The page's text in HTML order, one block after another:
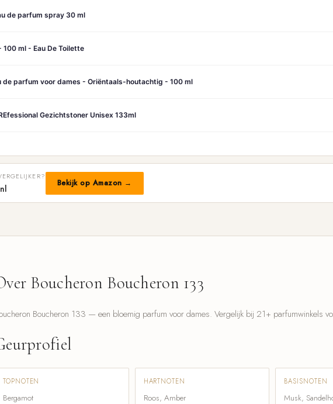
de parfum spray 30 ml
ml - Eau De Toilette
de parfum voor dames - Oriëntaals-houtachtig - 100 ml
Gezichtstoner Unisex 133ml
Bekijk op Amazon →
Boucheron Boucheron 133
Boucheron 133 — een bloemig parfum voor dames. Vergelijk bij 21+ parfumwinkels
TOPNOTEN
Bergamot
HARTNOTEN
Roos, Amber
BASISNOTEN
Musk,